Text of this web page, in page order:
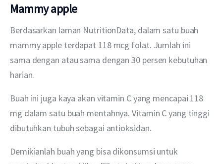
Mammy apple
Berdasarkan laman NutritionData, dalam satu buah
mammy apple terdapat 118 mcg folat. Jumlah ini
sama dengan atau sama dengan 30 persen kebutuhan
harian.
Buah ini juga kaya akan vitamin C yang mencapai 118
mg dalam satu buah mentahnya. Vitamin C yang tinggi
dibutuhkan tubuh sebagai antioksidan.
Demikianlah buah yang bisa dikonsumsi untuk